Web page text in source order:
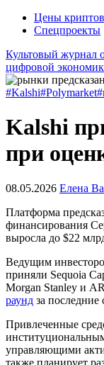
Цены
Спецпроекты
Культовый журнал
цифровой
#Kalshi#Polymarket
Kalshi
при
08.05.2026 Елена
Платформа
финансирования
выросла до $22
Ведущим
приняли Sequoia
Morgan Stanley и
раунд за последние
Привлеченные
управляющими
также планирует